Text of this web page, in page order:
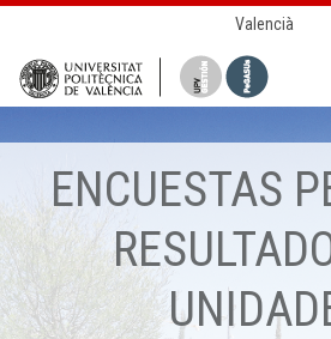
Valencià
ENCUESTAS